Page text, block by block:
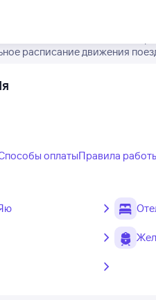
поездов РЖД из
расписание движения
оплатыПравила